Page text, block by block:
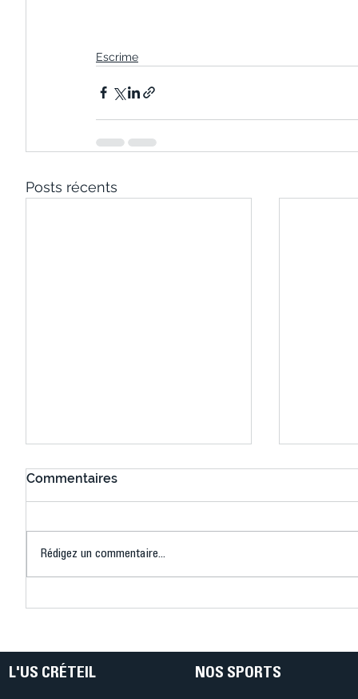
Escrime
Posts récents
Marne
Commentaires
Rédigez un commentaire...
L'US CRÉTEIL NOS SPORTS